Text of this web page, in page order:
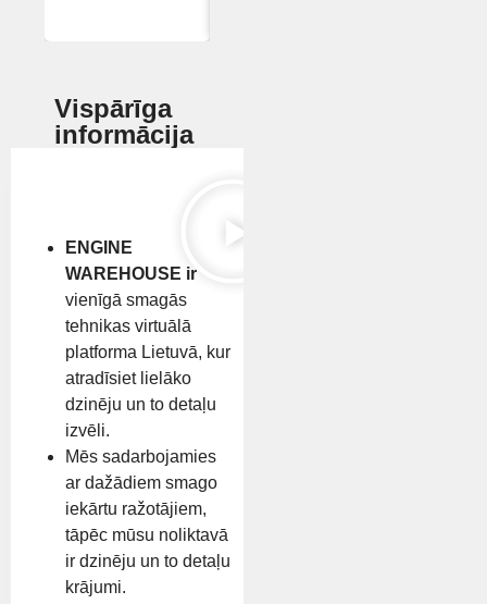
Vispārīga
informācija
ENGINE
WAREHOUSE ir
vienīgā smagās
tehnikas virtuālā
platforma Lietuvā, kur
atradīsiet lielāko
dzinēju un to detaļu
izvēli.
Mēs sadarbojamies
ar dažādiem smago
iekārtu ražotājiem,
tāpēc mūsu noliktavā
ir dzinēju un to detaļu
krājumi.